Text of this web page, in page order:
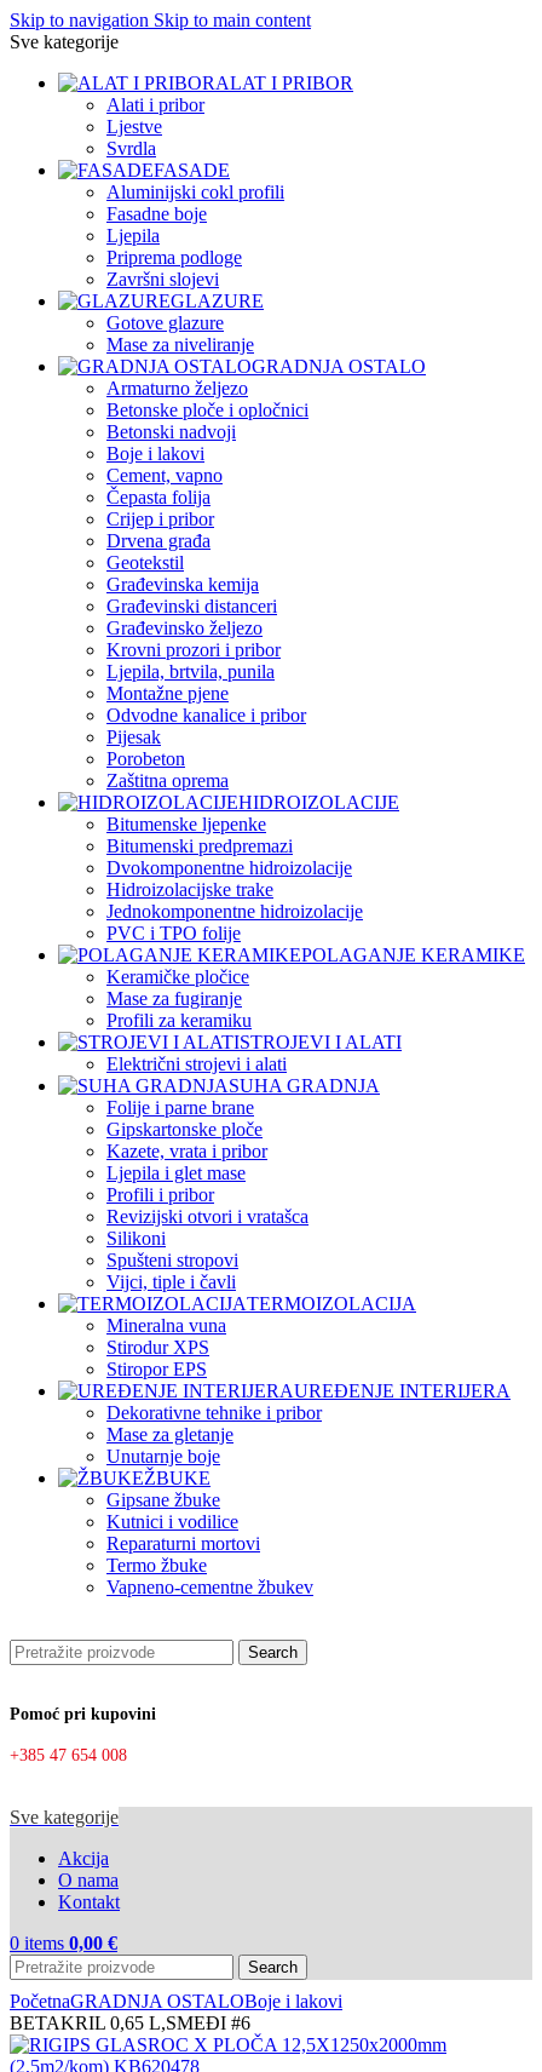
Skip to navigation Skip to main content
Sve kategorije
ALAT I PRIBOR
Alati i pribor
Ljestve
Svrdla
FASADE
Aluminijski cokl profili
Fasadne boje
Ljepila
Priprema podloge
Završni slojevi
GLAZURE
Gotove glazure
Mase za niveliranje
GRADNJA OSTALO
Armaturno željezo
Betonske ploče i opločnici
Betonski nadvoji
Boje i lakovi
Cement, vapno
Čepasta folija
Crijep i pribor
Drvena građa
Geotekstil
Građevinska kemija
Građevinski distanceri
Građevinsko željezo
Krovni prozori i pribor
Ljepila, brtvila, punila
Montažne pjene
Odvodne kanalice i pribor
Pijesak
Porobeton
Zaštitna oprema
HIDROIZOLACIJE
Bitumenske ljepenke
Bitumenski predpremazi
Dvokomponentne hidroizolacije
Hidroizolacijske trake
Jednokomponentne hidroizolacije
PVC i TPO folije
POLAGANJE KERAMIKE
Keramičke pločice
Mase za fugiranje
Profili za keramiku
STROJEVI I ALATI
Električni strojevi i alati
SUHA GRADNJA
Folije i parne brane
Gipskartonske ploče
Kazete, vrata i pribor
Ljepila i glet mase
Profili i pribor
Revizijski otvori i vratašca
Silikoni
Spušteni stropovi
Vijci, tiple i čavli
TERMOIZOLACIJA
Mineralna vuna
Stirodur XPS
Stiropor EPS
UREĐENJE INTERIJERA
Dekorativne tehnike i pribor
Mase za gletanje
Unutarnje boje
ŽBUKE
Gipsane žbuke
Kutnici i vodilice
Reparaturni mortovi
Termo žbuke
Vapneno-cementne žbukev
Search
Pomoć pri kupovini
+385 47 654 008
Sve kategorije
Akcija
O nama
Kontakt
0 items 0,00 €
Search
PočetnaGRADNJA OSTALOBoje i lakovi
BETAKRIL 0,65 L,SMEĐI #6